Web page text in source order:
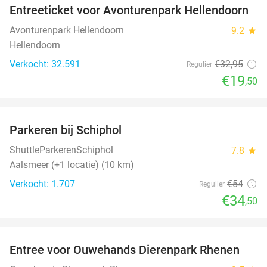
41%
Entreeticket voor Avonturenpark Hellendoorn
Avonturenpark Hellendoorn 9.2 star
Hellendoorn
Verkocht: 32.591
Regulier €32,95
€19,50
Parkeren bij Schiphol
ShuttleParkerenSchiphol 7.8 star
Aalsmeer (+1 locatie) (10 km)
Verkocht: 1.707
Regulier €54
€34,50
19%
Entree voor Ouwehands Dierenpark Rhenen